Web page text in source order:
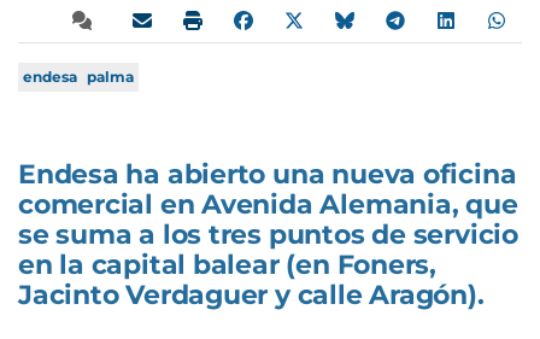
endesa palma
Endesa ha abierto una nueva oficina
comercial en Avenida Alemania, que
se suma a los tres puntos de servicio
en la capital balear (en Foners,
Jacinto Verdaguer y calle Aragón).